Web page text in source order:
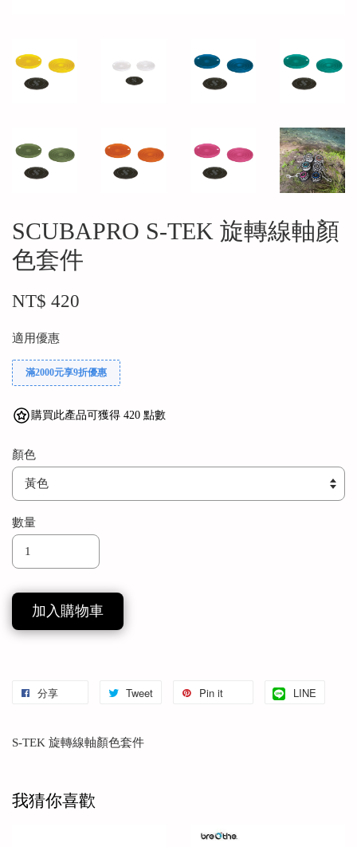
SCUBAPRO S-TEK 旋轉線軸顏
色套件
NT$ 420
適用優惠
滿2000元享9折優惠
購買此產品可獲得 420 點數
顏色
數量
加入購物車
分享 Tweet Pin it LINE
S-TEK 旋轉線軸顏色套件
我猜你喜歡